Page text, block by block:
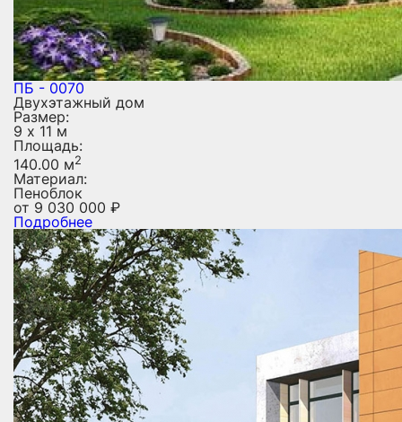
ПБ - 0070
Двухэтажный дом
Размер:
9 х 11 м
Площадь:
140.00 м2
Материал:
Пеноблок
от 9 030 000 ₽
Подробнее